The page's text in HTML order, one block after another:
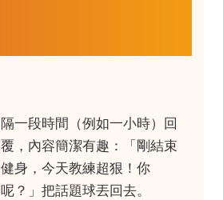
隔一段時間（例如一小時）回
覆，內容簡潔有趣：「剛結束
健身，今天教練超狠！你
呢？」把話題球丟回去。